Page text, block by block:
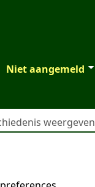
Niet aangemeld
weergeven